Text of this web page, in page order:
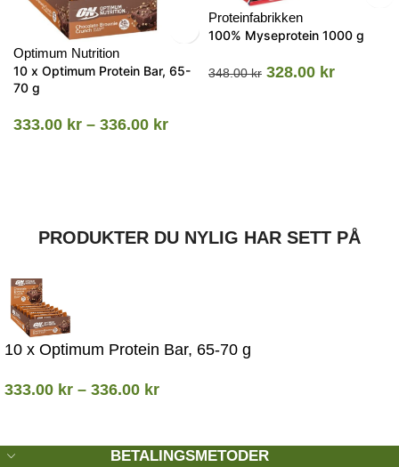
Optimum Nutrition
10 x Optimum Protein Bar, 65-
70 g
333.00 kr – 336.00 kr
Proteinfabrikken
100% Myseprotein 1000 g
348.00kr 328.00 kr
PRODUKTER DU NYLIG HAR SETT PÅ
10 x Optimum Protein Bar, 65-70 g
333.00 kr – 336.00 kr
BETALINGSMETODER